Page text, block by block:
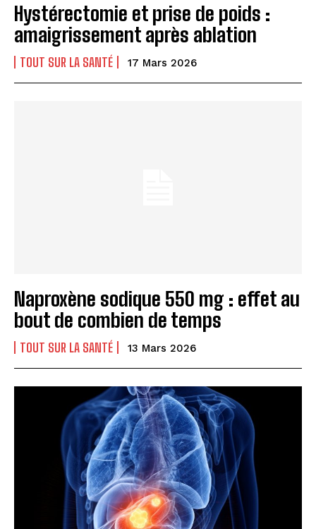
Hystérectomie et prise de poids :
amaigrissement après ablation
TOUT SUR LA SANTÉ 17 Mars 2026
Naproxène sodique 550 mg : effet au
bout de combien de temps
TOUT SUR LA SANTÉ 13 Mars 2026